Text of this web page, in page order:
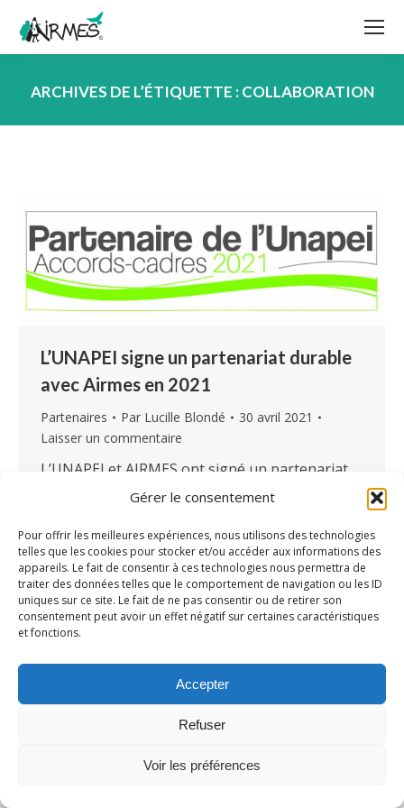
Gérer le consentement
Pour offrir les meilleures expériences, nous utilisons des technologies
telles que les cookies pour stocker et/ou accéder aux informations des
appareils. Le fait de consentir à ces technologies nous permettra de
traiter des données telles que le comportement de navigation ou les ID
uniques sur ce site. Le fait de ne pas consentir ou de retirer son
consentement peut avoir un effet négatif sur certaines caractéristiques
et fonctions.
Accepter
Refuser
Voir les préférences
ARCHIVES DE L’ÉTIQUETTE :COLLABORATION
L’UNAPEI signe un partenariat durable
avec Airmes en 2021
Partenaires Par Lucille Blondé
30 avril 2021
Laisser un commentaire
L’UNAPEI et AIRMES ont signé un partenariat
accord-cadre en 2021 pour valoriser les
établissements affiliés de l’UNAPEI. Les deux
partenaires partagent des valeurs communes
d’engagement auprès des personnes en
situation de handicap, il était donc tout naturel
qu’ils coopèrent. Zoom sur cette initiative. Qui
sont les deux…